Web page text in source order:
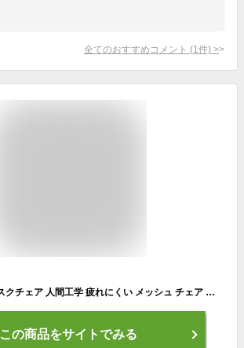
全てのおすすめコメント (1 件) >
オフィスチェア デスクチェア 人間工学 疲れにくい メッシュ チェア ワークチェア 自動追従 事務椅子 ゲーミングチェア パソコンイス リクライニングチェア おしゃれ アームレス フットレスト 腰サポート 高さ調節 通気性 在宅勤務
この商品をサイトでみる